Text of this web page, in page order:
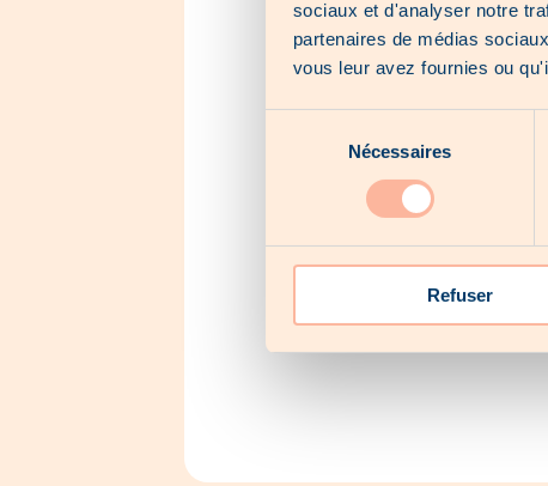
sociaux et d'analyser notre
partenaires de médias
vous leur avez fournies ou
consentement
Nécessaires
Refuser
avec
Fine
Le